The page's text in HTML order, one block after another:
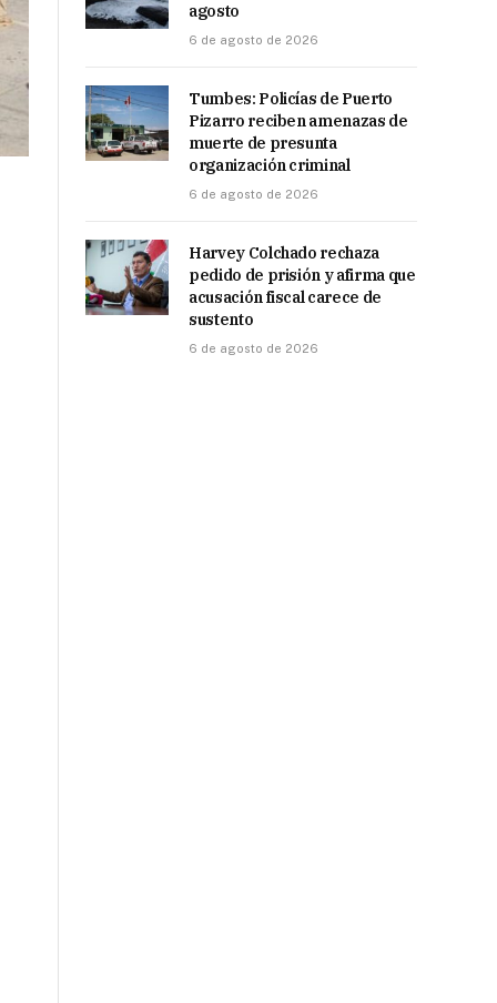
agosto
6 de agosto de 2026
Tumbes: Policías de Puerto
Pizarro reciben amenazas de
muerte de presunta
organización criminal
6 de agosto de 2026
Harvey Colchado rechaza
pedido de prisión y afirma que
acusación fiscal carece de
sustento
6 de agosto de 2026